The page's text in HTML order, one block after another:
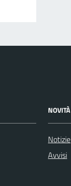
NOVITÀ
Notizie
Avvisi